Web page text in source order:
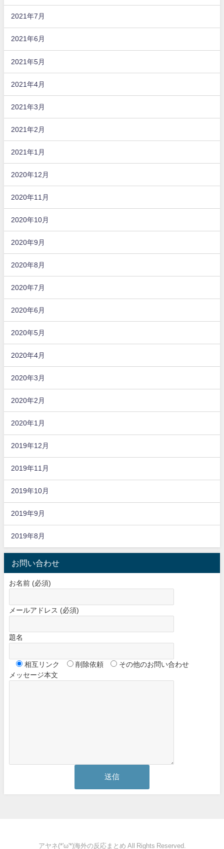
2021年7月
2021年6月
2021年5月
2021年4月
2021年3月
2021年2月
2021年1月
2020年12月
2020年11月
2020年10月
2020年9月
2020年8月
2020年7月
2020年6月
2020年5月
2020年4月
2020年3月
2020年2月
2020年1月
2019年12月
2019年11月
2019年10月
2019年9月
2019年8月
お問い合わせ
お名前 (必須)
メールアドレス (必須)
題名
相互リンク 削除依頼
その他のお問い合わせ
メッセージ本文
アヤネ(*'ω'*)海外の反応まとめ All Rights Reserved.